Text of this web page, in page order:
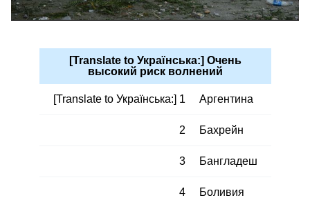
[Translate to Українська:] Очень
высокий риск волнений
[Translate to Українська:] 1 Аргентина
2 Бахрейн
3 Бангладеш
4 Боливия